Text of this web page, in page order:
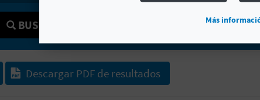
BUSCAR
Descargar PDF de resultados
Más